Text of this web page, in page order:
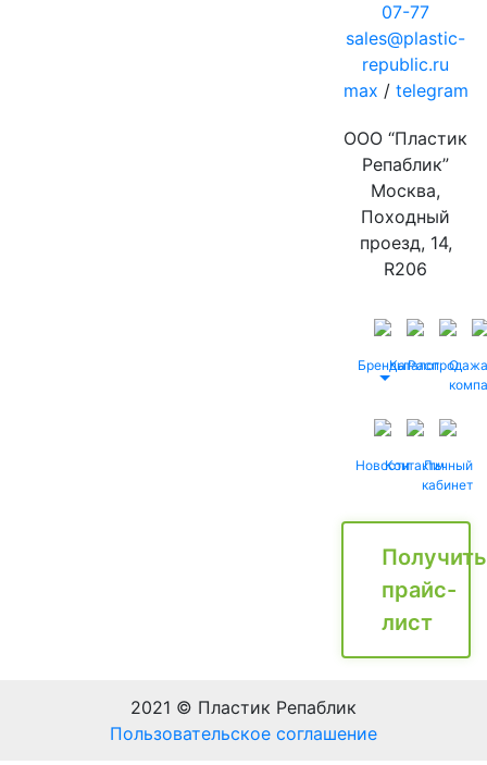
07-77
sales@plastic-
republic.ru
max / telegram
ООО “Пластик
Репаблик”
Москва,
Походный
проезд, 14,
R206
БрендыКаталог
Распродажа
О
НовостиКонтактыЛичный
кабинет
Получить
прайс-
лист
2021 © Пластик Репаблик
Пользовательское соглашение